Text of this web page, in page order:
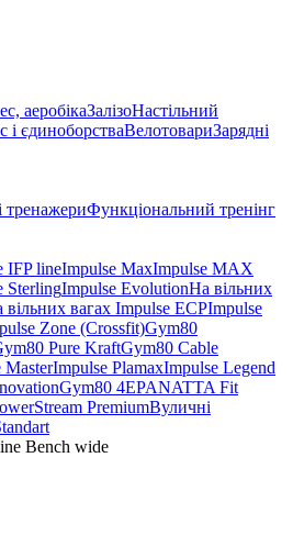
аеробікаЗалізоНастільний
і єдиноборстваВелотовариЗарядні
тренажериФункціональний тренінг
IFP lineImpulse MaxImpulse MAX
SterlingImpulse EvolutionНа вільних
вільних вагах Impulse ECPImpulse
Zone (Crossfit)Gym80
Pure KraftGym80 Cable
MasterImpulse PlamaxImpulse Legend
Gym80 4EPANATTA Fit
PremiumВуличні
Bench wide